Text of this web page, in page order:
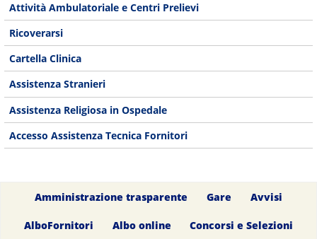
Attività Ambulatoriale e Centri Prelievi
Ricoverarsi
Cartella Clinica
Assistenza Stranieri
Assistenza Religiosa in Ospedale
Accesso Assistenza Tecnica Fornitori
Amministrazione trasparente Gare Avvisi
AlboFornitori Albo online Concorsi e Selezioni